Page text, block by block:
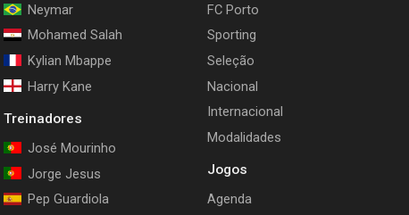
Neymar
Mohamed Salah
Kylian Mbappe
Harry Kane
Treinadores
José Mourinho
Jorge Jesus
Pep Guardiola
FC Porto
Sporting
Seleção
Nacional
Internacional
Modalidades
Jogos
Agenda